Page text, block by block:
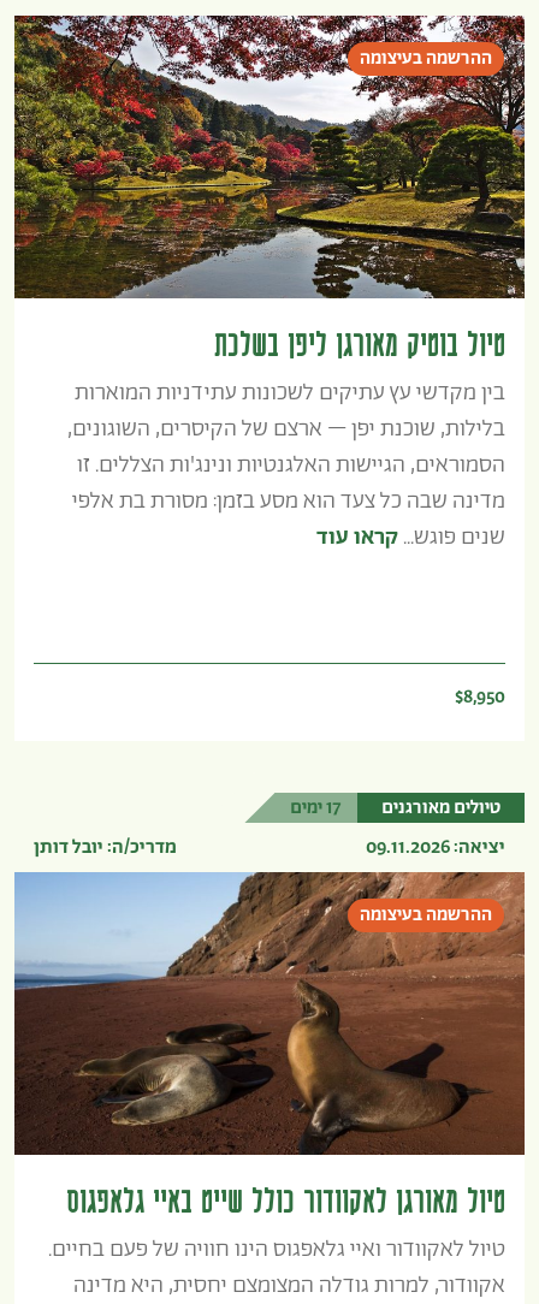
ההרשמה בעיצומה
טיול בוטיק מאורגן ליפן בשלכת
בין מקדשי עץ עתיקים לשכונות עתידניות המוארות
בלילות, שוכנת יפן – ארצם של הקיסרים, השוגונים,
הסמוראים, הגיישות האלגנטיות ונינג'ות הצללים. זו
מדינה שבה כל צעד הוא מסע בזמן: מסורת בת אלפי
שנים פוגש...קראו עוד
$8,950
טיולים מאורגנים 17 ימים
יציאה: 09.11.2026 מדריכ/ה: יובל דותן
ההרשמה בעיצומה
טיול מאורגן לאקוודור כולל שייט באיי גלאפגוס
טיול לאקוודור ואיי גלאפגוס הינו חוויה של פעם בחיים.
אקוודור, למרות גודלה המצומצם יחסית, היא מדינה